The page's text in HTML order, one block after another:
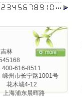
林
400-616-8511
嵊州市长宁路1001号
花木城4-12
海浦东晨晖路